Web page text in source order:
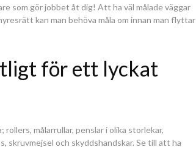
som gör jobbet åt dig! Att ha väl målade väggar
kan man behöva måla om innan man flyttar
för ett lyckat
målarrullar, penslar i olika storlekar,
skruvmejsel och skyddshandskar. Se till att ha